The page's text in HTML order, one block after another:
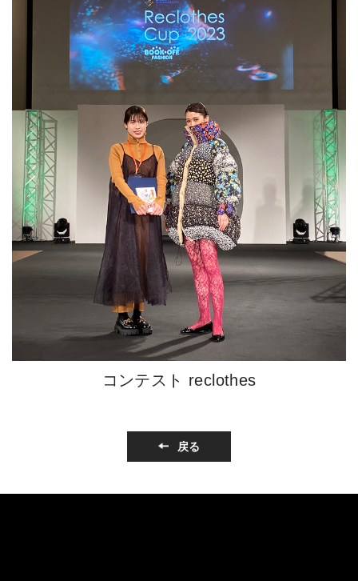
コンテスト reclothes
戻る